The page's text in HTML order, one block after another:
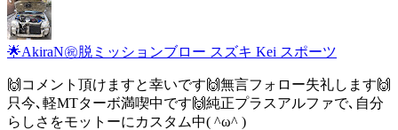
🌟AkiraN㊗️脱ミッションブロー スズキ Kei スポーツ
🙌コメント頂けますと幸いです🙌無言フォロー失礼します🙌
只今､軽MTターボ満喫中です🙌純正プラスアルファで､自分
らしさをモットーにカスタム中( ^ω^ )